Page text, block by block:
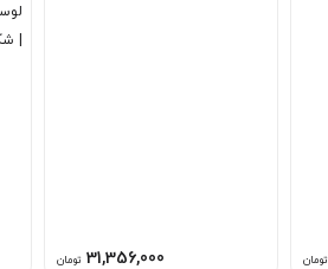
تومان 31,356,000 تومان
|